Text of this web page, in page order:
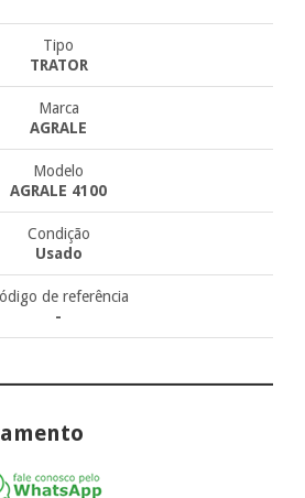
Tipo
TRATOR
Marca
AGRALE
Modelo
AGRALE 4100
Condição
Usado
de referência
-